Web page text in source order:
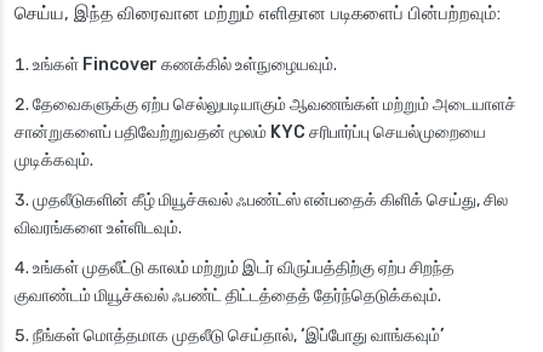
செய்ய, இந்த விரைவான மற்றும் எளிதான படிகளைப் பின்பற்றவும்:
உங்கள் Fincover கணக்கில் உள்நுழையவும்.
தேவைகளுக்கு ஏற்ப செல்லுபடியாகும் ஆவணங்கள் மற்றும் அடையாளச்
சான்றுகளைப் பதிவேற்றுவதன் மூலம் KYC சரிபார்ப்பு செயல்முறையை
முடிக்கவும்.
முதலீடுகளின் கீழ்மியூச்சுவல் ஃபண்ட்ஸ்என்பதைக் கிளிக் செய்து, சில
விவரங்களை உள்ளிடவும்.
உங்கள் முதலீட்டு காலம் மற்றும் இடர் விருப்பத்திற்கு ஏற்ப சிறந்த
குவாண்டம் மியூச்சுவல் ஃபண்ட்திட்டத்தைத் தேர்ந்தெடுக்கவும்.
நீங்கள் மொத்தமாக முதலீடு செய்தால்,‘இப்போது வாங்கவும்’